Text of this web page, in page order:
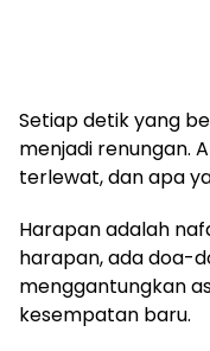
Setiap detik yang
menjadi renungan.
terlewat, dan apa
Harapan adalah
harapan, ada doa-
menggantungkan
kesempatan baru.